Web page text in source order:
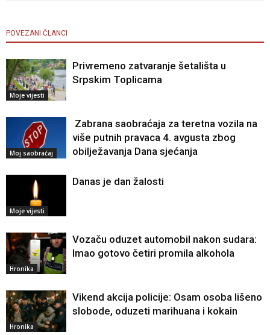
POVEZANI ČLANCI
Moje vijesti
Privremeno zatvaranje šetališta u
Srpskim Toplicama
Moj saobraćaj
Zabrana saobraćaja za teretna vozila na
više putnih pravaca 4. avgusta zbog
obilježavanja Dana sjećanja
Moje vijesti
Danas je dan žalosti
Hronika
Vozaču oduzet automobil nakon sudara:
Imao gotovo četiri promila alkohola
Hronika
Vikend akcija policije: Osam osoba lišeno
slobode, oduzeti marihuana i kokain